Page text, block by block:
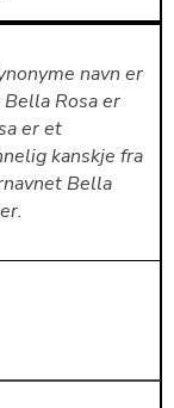
navn er
Bella Rosa er
er et
kanskje fra
Bella